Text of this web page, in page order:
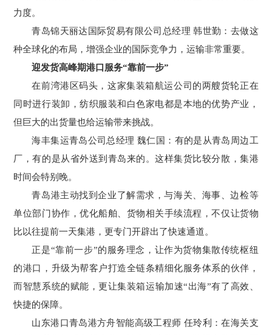
力度。
青岛锦天丽达国际贸易有限公司总经理 韩世勤：去做这
种全球化的布局，增强企业的国际竞争力，运输非常重要。
迎发货高峰期港口服务“靠前一步”
在前湾港区码头，这家集装箱航运公司的两艘货轮正在
同时进行装卸，纺织服装和白色家电都是本地的优势产业，
但巨大的出货量也给运输带来挑战。
海丰集运青岛公司总经理 魏仁国：有的是从青岛周边工
厂，有的是从省外送到青岛来的。这样集货比较分散，集港
时间会特别晚。
青岛港主动找到企业了解需求，与海关、海事、边检等
单位部门协作，优化船舶、货物相关手续流程，不仅让货物
比以往提前一天集港，更专门开辟出了快速通道。
正是“靠前一步”的服务理念，让作为货物集散传统枢纽
的港口，升级为帮客户打造全链条精细化服务体系的伙伴，
而智慧系统的赋能，更让集装箱运输加速“出海”有了高效、
快捷的保障。
山东港口青岛港方舟智能高级工程师 任玲利：在海关支